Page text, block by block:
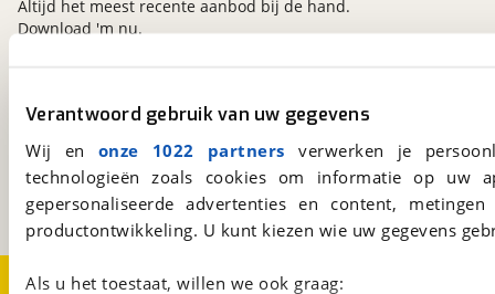
Verantwoord gebruik van uw gegevens
Wij en onze 1022 partners verwerken je
technologieën zoals cookies om informatie op
gepersonaliseerde advertenties en content,
productontwikkeling. U kunt kiezen wie uw gegevens
Als u het toestaat, willen we ook graag:
viaBOVAG.nl
Kosterijland15
3981 AJ
Bunnik
Een initiatief van
BOVAG
Altijd het meest recente aanbod bij de hand.
Download 'm nu.
Over viaBOVAG.nlDisclaimer- en Privacyverklaring